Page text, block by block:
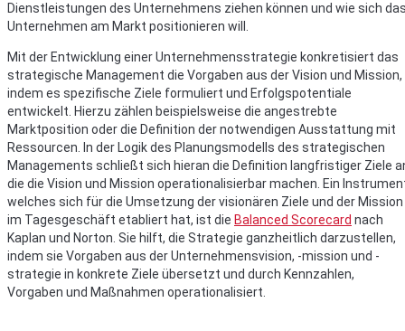
Dienstleistungen des Unternehmens ziehen können und wie sich
Unternehmen am Markt positionieren will.
Mit der Entwicklung einer Unternehmensstrategie konkretisiert das
strategische Management die Vorgaben aus der Vision und Mission,
indem es spezifische Ziele formuliert und Erfolgspotentiale
entwickelt. Hierzu zählen beispielsweise die angestrebte
Marktposition oder die Definition der notwendigen Ausstattung mit
Ressourcen. In der Logik des Planungsmodells des strategischen
Managements schließt sich hieran die Definition langfristiger Ziele
die die Vision und Mission operationalisierbar machen. Ein
welches sich für die Umsetzung der visionären Ziele und der Mission
im Tagesgeschäft etabliert hat, ist die Balanced Scorecard nach
Kaplan und Norton. Sie hilft, die Strategie ganzheitlich darzustellen,
indem sie Vorgaben aus der Unternehmensvision, -mission und -
strategie in konkrete Ziele übersetzt und durch Kennzahlen,
Vorgaben und Maßnahmen operationalisiert.